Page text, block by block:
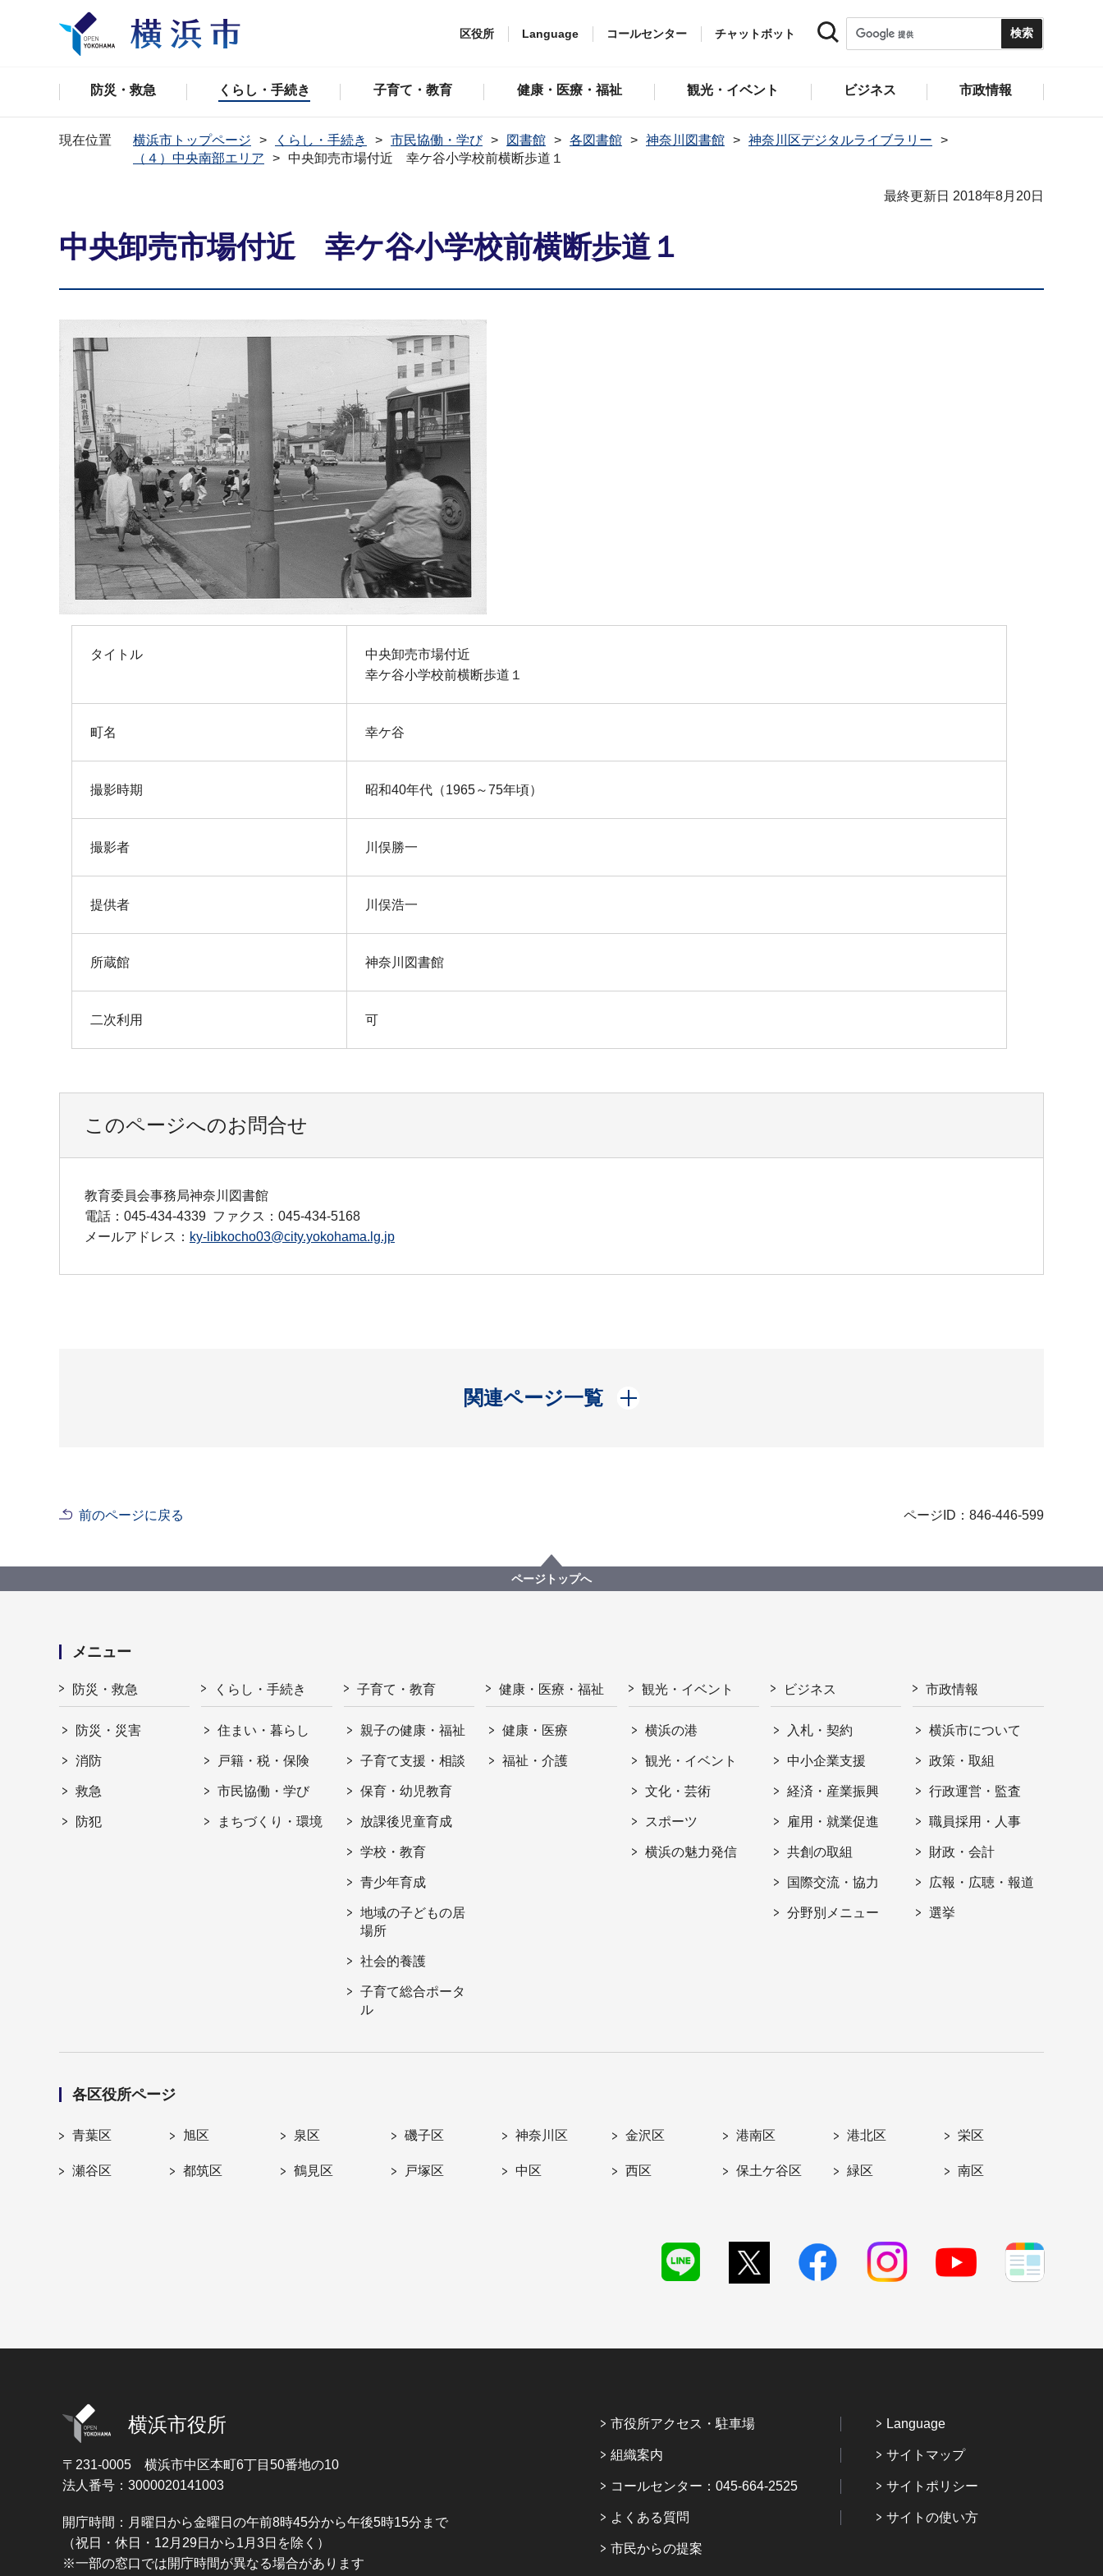
区役所 Language コールセンター チャットボット
防災・救急 くらし・手続き 子育て・教育 健康・医療・福祉 観光・イベント ビジネス 市政情報
現在位置 横浜市トップページ くらし・手続き 市民協働・学び 図書館 各図書館 神奈川図書館
神奈川区デジタルライブラリー
（４）中央南部エリア
中央卸売市場付近 幸ケ谷小学校前横断歩道１
最終更新日 2018年8月20日
中央卸売市場付近 幸ケ谷小学校前横断歩道１
タイトル
中央卸売市場付近
幸ケ谷小学校前横断歩道１
町名 幸ケ谷
撮影時期 昭和40年代（1965～75年頃）
撮影者 川俣勝一
提供者 川俣浩一
所蔵館 神奈川図書館
二次利用 可
このページへのお問合せ
教育委員会事務局神奈川図書館
電話：045-434-4339 ファクス：045-434-5168
メールアドレス： ky-libkocho03@city.yokohama.lg.jp
関連ページ一覧
開く
前のページに戻る ページID：846-446-599
ページトップへ
メニュー
防災・救急
防災・災害
消防
救急
防犯
くらし・手続き
住まい・暮らし
戸籍・税・保険
市民協働・学び
まちづくり・環境
子育て・教育
親子の健康・福祉
子育て支援・相談
保育・幼児教育
放課後児童育成
学校・教育
青少年育成
地域の子どもの居
場所
社会的養護
子育て総合ポータ
ル
健康・医療・福祉
健康・医療
福祉・介護
観光・イベント
横浜の港
観光・イベント
文化・芸術
スポーツ
横浜の魅力発信
ビジネス
入札・契約
中小企業支援
経済・産業振興
雇用・就業促進
共創の取組
国際交流・協力
分野別メニュー
市政情報
横浜市について
政策・取組
行政運営・監査
職員採用・人事
財政・会計
広報・広聴・報道
選挙
各区役所ページ
青葉区 旭区 泉区 磯子区 神奈川区 金沢区 港南区 港北区 栄区
瀬谷区 都筑区 鶴見区 戸塚区 中区 西区 保土ケ谷区 緑区 南区
横浜市役所
〒231-0005 横浜市中区本町6丁目50番地の10
法人番号：3000020141003
開庁時間：月曜日から金曜日の午前8時45分から午後5時15分まで
（祝日・休日・12月29日から1月3日を除く）
※一部の窓口では開庁時間が異なる場合があります
市役所アクセス・駐車場
組織案内
コールセンター：045-664-2525
よくある質問
市民からの提案
Language
サイトマップ
サイトポリシー
サイトの使い方